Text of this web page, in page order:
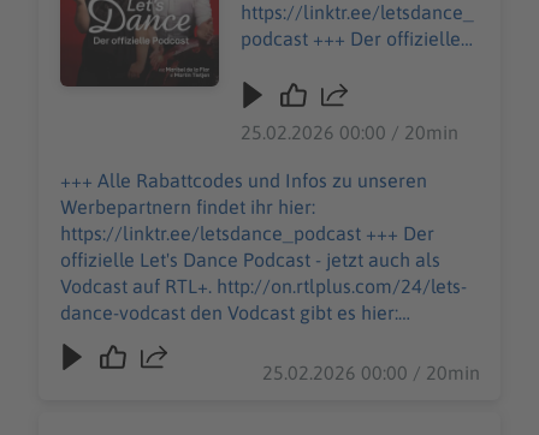
https://linktr.ee/letsdance_
podcast +++ Der offizielle
auch als Vodcast auf RTL+.
s-dance-vodcast den
Vodcast gibt es hier:
https://plus.rtl.de/video-
tv/shows/lets-dance-der-
offizielle-video-podcast-
1063343 Moderations-
Ikone Sonya Kraus erzählt
Martin von ihrem langen,
Weg zu Let’s Dance. Dabei
25.02.2026 00:00 / 20min
+++ Alle Rabattcodes und Infos zu unseren
Werbepartnern findet ihr hier:
https://linktr.ee/letsdance_podcast +++ Der
offizielle Let's Dance Podcast - jetzt auch als
Vodcast auf RTL+. http://on.rtlplus.com/24/lets-
dance-vodcast den Vodcast gibt es hier:
https://plus.rtl.de/video-tv/shows/lets-dance-
der-offizielle-video-podcast-1063343
25.02.2026 00:00 / 20min